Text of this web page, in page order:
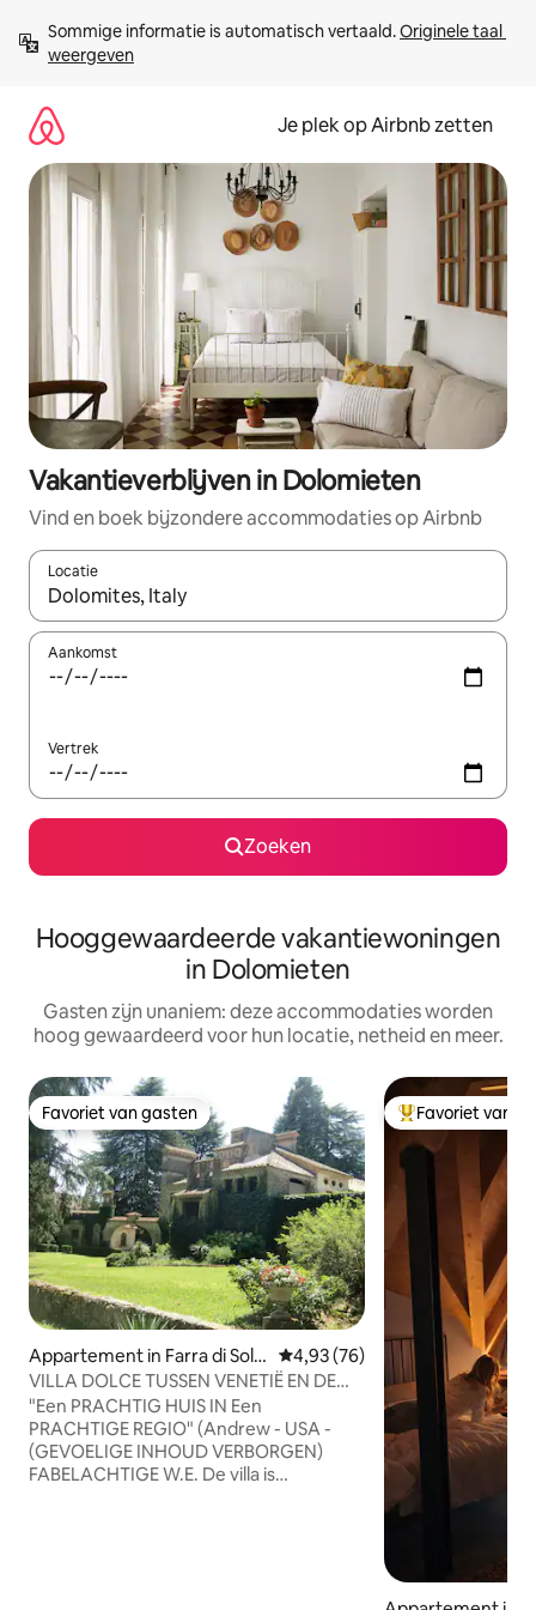
direct
naar
Sommige informatie is automatisch vertaald. Originele taal
weergeven
Je plek op Airbnb zetten
Vakantieverblijven in Dolomieten
Vind en boek bijzondere accommodaties op Airbnb
Locatie
Wanneer er resultaten beschikbaar zijn, maak je een keuze
Aankomst
Vertrek
Zoeken
Hooggewaardeerde vakantiewoningen
in Dolomieten
Gasten zijn unaniem: deze accommodaties worden
hoog gewaardeerd voor hun locatie, netheid en meer.
Favoriet van gasten
Favoriet van gasten
Appartement in Farra di Solig
o
Gemiddelde beoordeling van
4,93 (76)
VILLA DOLCE TUSSEN VENETIË EN DE
DOLOMIETEN "PROSECCO-GEBIED"
"Een PRACHTIG HUIS IN Een
PRACHTIGE REGIO" (Andrew - USA -
(GEVOELIGE INHOUD VERBORGEN)
FABELACHTIGE W.E. De villa is
Topfavoriet van
Favoriet van